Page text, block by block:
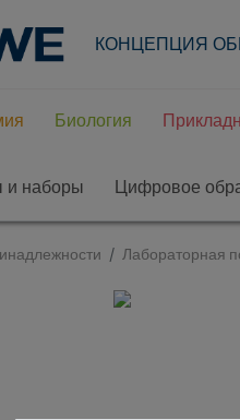
КОНЦЕПЦИЯ
Биология
и наборы Цифровое
Лабораторная